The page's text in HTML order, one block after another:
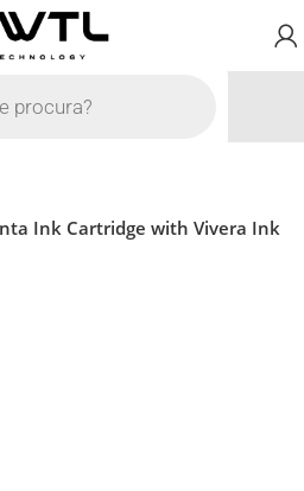
Ink Cartridge with Vivera Ink